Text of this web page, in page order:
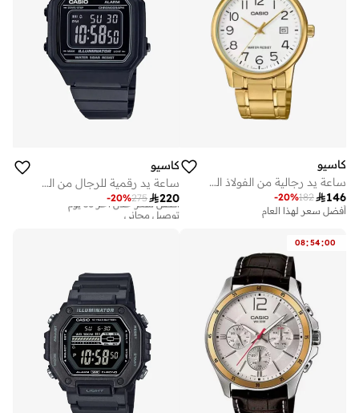
كاسيو
ساعة يد رجالية من الفولاذ المقاوم للصدأ بعقارب -- - . مم
146
182
-20%
أفضل سعر لهذا العام
كاسيو
ساعة يد رقمية للرجال من الستانلس ستيل - - مم
220
275
-20%
أفضل سعر خلال آخر 30 يوم
توصيل مجاني
08:54:00